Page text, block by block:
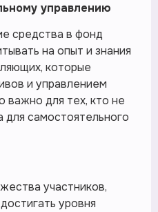
управлению
средства в фонд
на опыт и знания
которые
и управлением
важно для тех, кто не
самостоятельного
участников,
уровня